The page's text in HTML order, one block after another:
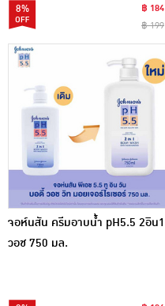
8%
฿ 184
฿ 199
จอห์นสัน ครีมอาบน้ำ pH5.5 2อิน1
วอช 750 มล.